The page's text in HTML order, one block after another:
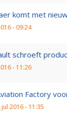
komt met
- 09:24
schroeft
- 11:26
Factory
jul 2016 - 11:35